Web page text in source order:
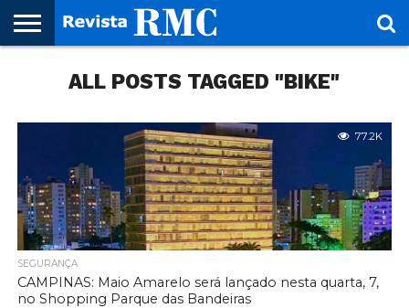
REVISTA
PROJETO
CULTURAL
RMC – 20
CIDADES
ARTE &
CULTURA
NOTÍCIAS
CORPORATIVAS
EDIÇÕES
ANTERIORES
PARCEIROS
CONOSCO
ALL POSTS TAGGED "BIKE"
77.2K
SEGURANÇA
CAMPINAS: Maio Amarelo será lançado nesta quarta, 7,
no Shopping Parque das Bandeiras